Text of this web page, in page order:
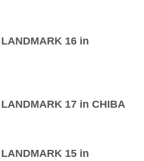
LANDMARK 16 in
LANDMARK 17 in CHIBA
LANDMARK 15 in